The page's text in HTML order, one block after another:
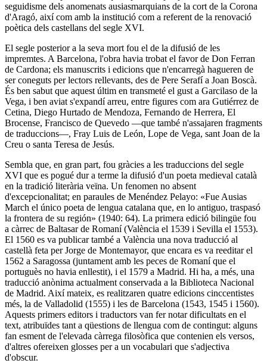
seguidisme dels anomenats ausiasmarquians de la cort de la Corona
d'Aragó, així com amb la institució com a referent de la renovació
poètica dels castellans del segle XVI.
El segle posterior a la seva mort fou el de la difusió de les
impremtes. A Barcelona, l'obra havia trobat el favor de Don Ferran
de Cardona; els manuscrits i edicions que n'encarregà hagueren de
ser coneguts per lectors rellevants, des de Pere Serafí a Joan Boscà.
És ben sabut que aquest últim en transmeté el gust a Garcilaso de la
Vega, i ben aviat s'expandí arreu, entre figures com ara Gutiérrez de
Cetina, Diego Hurtado de Mendoza, Fernando de Herrera, El
Brocense, Francisco de Quevedo —que també n'assajaren fragments
de traduccions—, Fray Luis de León, Lope de Vega, sant Joan de la
Creu o santa Teresa de Jesús.
Sembla que, en gran part, fou gràcies a les traduccions del segle
XVI que es pogué dur a terme la difusió d'un poeta medieval català
en la tradició literària veïna. Un fenomen no absent
d'excepcionalitat; en paraules de Menéndez Pelayo: «Fue Ausias
March el único poeta de lengua catalana que, en lo antiguo, traspasó
la frontera de su región» (1940: 64). La primera edició bilingüe fou
a càrrec de Baltasar de Romaní (València el 1539 i Sevilla el 1553).
El 1560 es va publicar també a València una nova traducció al
castellà feta per Jorge de Montemayor, que encara es va reeditar el
1562 a Saragossa (juntament amb les peces de Romaní que el
portuguès no havia enllestit), i el 1579 a Madrid. Hi ha, a més, una
traducció anònima actualment conservada a la Biblioteca Nacional
de Madrid. Així mateix, es realitzaren quatre edicions cinccentistes
més, la de Valladolid (1555) i les de Barcelona (1543, 1545 i 1560).
Aquests primers editors i traductors van fer notar dificultats en el
text, atribuïdes tant a qüestions de llengua com de contingut: alguns
fan esment de l'elevada càrrega filosòfica que contenien els versos,
d'altres ofereixen glosses per a un vocabulari que s'adjectiva
d'obscur.